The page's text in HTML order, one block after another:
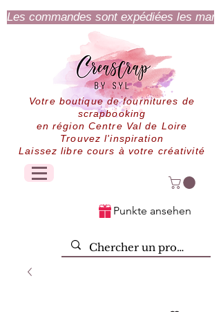
Les commandes sont expédiées les
Votre boutique de fournitures de
scrapbooking
en région Centre Val de Loire
Trouvez l'inspiration
Laissez libre cours à votre créativité
Punkte ansehen